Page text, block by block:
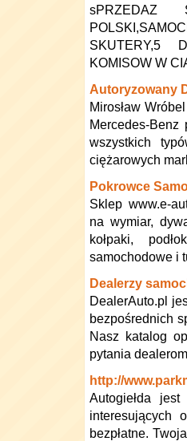
sPRZEDAZ
SKUTERY,5
KOMISOW W
Autoryzowany
Mirosław
Mercedes-
wszystkich
ciężarowych
Pokrowce
Sklep www.e-
na wymiar,
kołpaki,
samochodowe i
Dealerzy
DealerAuto.pl
bezpośrednich
Nasz katalog
pytania
http://
Autogiełda
interesujących
bezpłatne.